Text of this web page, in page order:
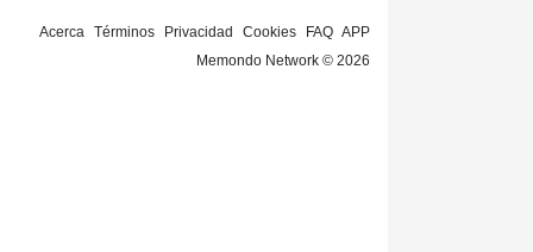
Acerca Términos Privacidad Cookies FAQ APP
Memondo Network © 2026